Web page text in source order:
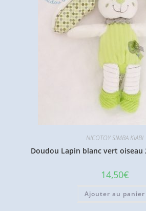
NICOTOY SIMBA KIABI
Doudou Lapin blanc vert oiseau
14,50€
Ajouter au panier